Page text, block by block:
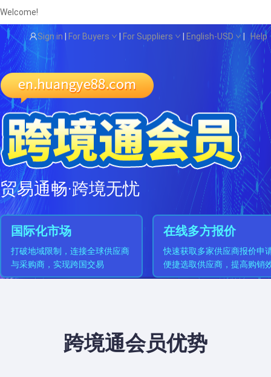
Welcome!
Sign in For Buyers For Suppliers English-USD | Help
贸易通畅·跨境无忧
国际化市场
打破地域限制，连接全球供应商
与采购商，实现跨国交易
在线多方报价
快速获取多家供应商报价申
便捷选取供应商，提高购销
跨境通会员优势